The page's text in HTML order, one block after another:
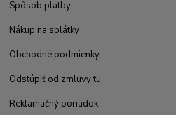
Spôsob platby
Nákup na splátky
Obchodné podmienky
Odstúpiť od zmluvy tu
Reklamačný poriadok